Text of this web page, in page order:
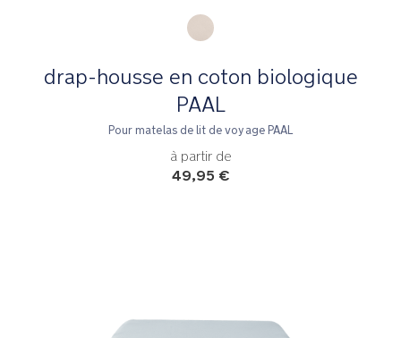
drap-housse en coton biologique
PAAL
Pour matelas de lit de voyage PAAL
à partir de
49,95 €